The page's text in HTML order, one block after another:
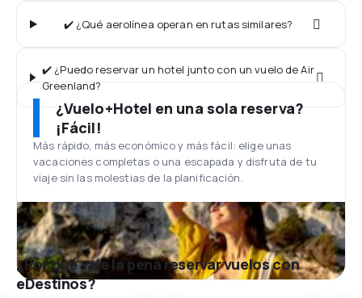
✔️ ¿Qué aerolínea operan en rutas similares?
✔️ ¿Puedo reservar un hotel junto con un vuelo de Air
Greenland?
¿Vuelo+Hotel en una sola reserva?
¡Fácil!
Más rápido, más económico y más fácil: elige unas
vacaciones completas o una escapada y disfruta de tu
viaje sin las molestias de la planificación.
¿Por qué vale la pena reservar vuelos con
eDestinos?